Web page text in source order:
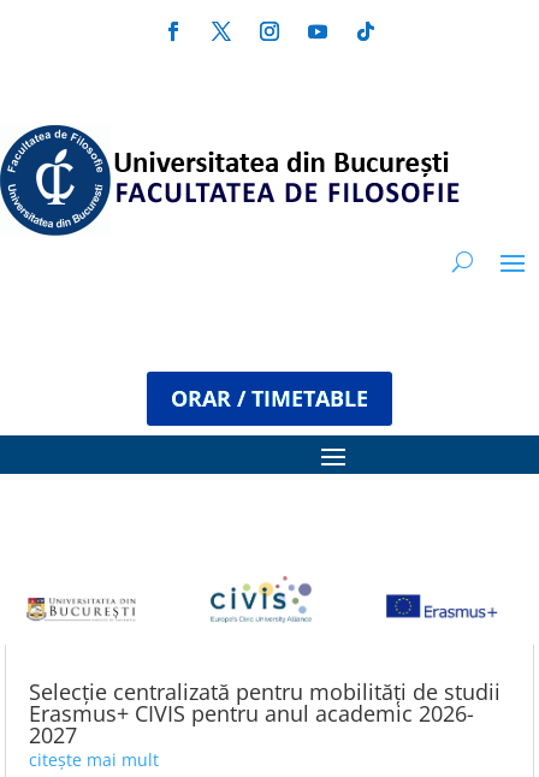
ORAR / TIMETABLE
Selecție centralizată pentru mobilități de studii
Erasmus+ CIVIS pentru anul academic 2026-
2027
citește mai mult